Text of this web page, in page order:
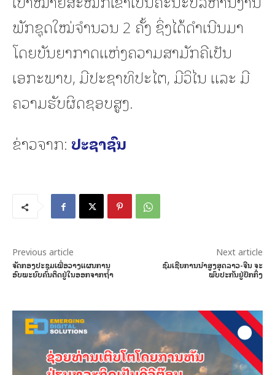
ພັກຊຸດໃໝ່ຈໍານວນ 2 ຄັ້ງ ຊຶ່ງໄດ້ດຳເນີນມາ
ໂດຍບັນຍາກາດແຫ່ງຄວາມສາມັກຄີເປັນ
ເອກະພາບ, ມີປະຊາທິປະໄຕ, ມີວິໄນ ແລະ ມີ
ຄວາມຮັບຜິດຊອບສູງ.
ຂ່າວຈາກ: ປະຊາຊົນ
Previous article
ຈັດກອງປະຊຸມເພື່ອວາງແຜນການ
ອົບພະຍົບຄົນຕິດຢູ່ໃນອອກຈາກຖ້ຳ
Next article
ຊົມເຊີຍການນໍາສູງສຸດລາວ-ຈີນ ຈະ
ພົບປະກັນຢູ່ປັກກິ່ງ